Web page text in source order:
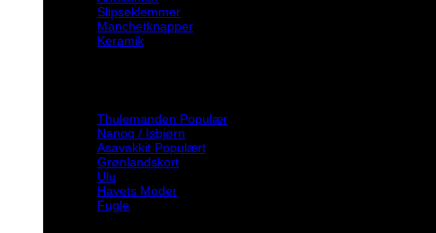
Slipseklemmer
Manchetknapper
Keramik
Thulemanden
Nanoq / Isbjørn
Asavakkit
Grønlandskort
Ulu
Havets Moder
Fugle